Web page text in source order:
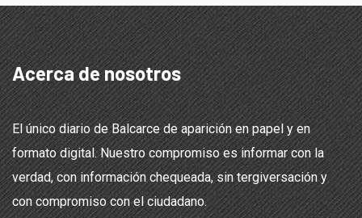
Acerca de nosotros
El único diario de Balcarce de aparición en papel y en
formato digital. Nuestro compromiso es informar con la
verdad, con información chequeada, sin tergiversación y
con compromiso con el ciudadano.